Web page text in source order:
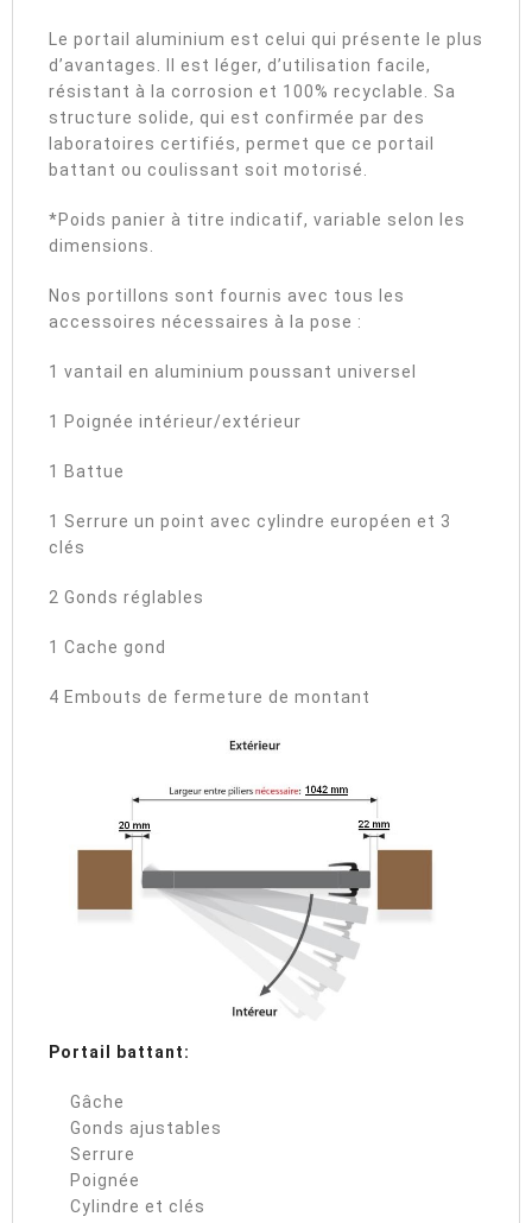
Le portail aluminium est celui qui présente le plus
d’avantages. Il est léger, d’utilisation facile,
résistant à la corrosion et 100% recyclable. Sa
structure solide, qui est confirmée par des
laboratoires certifiés, permet que ce portail
battant ou coulissant soit motorisé.
*Poids panier à titre indicatif, variable selon les
dimensions.
Nos portillons sont fournis avec tous les
accessoires nécessaires à la pose :
1 vantail en aluminium poussant universel
1 Poignée intérieur/extérieur
1 Battue
1 Serrure un point avec cylindre européen et 3
clés
2 Gonds réglables
1 Cache gond
4 Embouts de fermeture de montant
Portail battant:
Gâche
Gonds ajustables
Serrure
Poignée
Cylindre et clés